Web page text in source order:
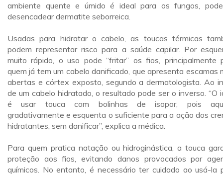
ambiente quente e úmido é ideal para os fungos,
desencadear dermatite seborreica.
Usadas para hidratar o cabelo, as toucas térmicas
podem representar risco para a saúde capilar. Por
muito rápido, o uso pode “fritar” os fios, principalmente
quem já tem um cabelo danificado, que apresenta escamas
abertas e córtex exposto, segundo a dermatologista. Ao
de um cabelo hidratado, o resultado pode ser o inverso. “O
é usar touca com bolinhas de isopor, pois
gradativamente e esquenta o suficiente para a ação dos
hidratantes, sem danificar”, explica a médica.
Para quem pratica natação ou hidroginástica, a touca
proteção aos fios, evitando danos provocados por
químicos. No entanto, é necessário ter cuidado ao usá-la